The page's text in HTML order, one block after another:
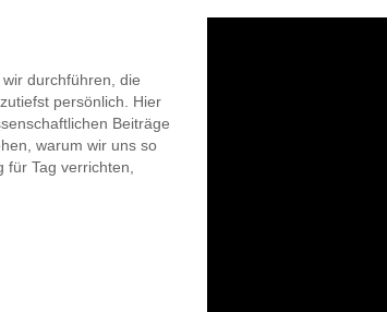
durchführen, die
persönlich. Hier
Beiträge
warum wir uns so
Tag verrichten,